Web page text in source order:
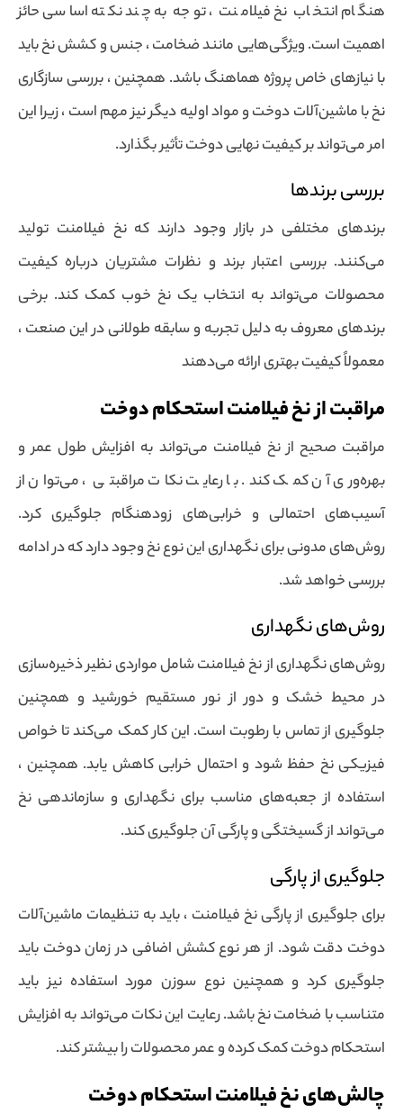
هنگام انتخاب نخ فیلامنت ، توجه به چند نکته اساسی حائز
اهمیت است. ویژگی‌هایی مانند ضخامت ، جنس و کشش نخ باید
با نیازهای خاص پروژه هماهنگ باشد. همچنین ، بررسی سازگاری
نخ با ماشین‌آلات دوخت و مواد اولیه دیگر نیز مهم است ، زیرا این
امر می‌تواند بر کیفیت نهایی دوخت تأثیر بگذارد.
بررسی برندها
برندهای مختلفی در بازار وجود دارند که نخ فیلامنت تولید
می‌کنند. بررسی اعتبار برند و نظرات مشتریان درباره کیفیت
محصولات می‌تواند به انتخاب یک نخ خوب کمک کند. برخی
برندهای معروف به دلیل تجربه و سابقه طولانی در این صنعت ،
معمولاً کیفیت بهتری ارائه می‌دهند
مراقبت از نخ فیلامنت استحکام دوخت
مراقبت صحیح از نخ فیلامنت می‌تواند به افزایش طول عمر و
بهره‌وری آن کمک کند. با رعایت نکات مراقبتی ، می‌توان از
آسیب‌های احتمالی و خرابی‌های زودهنگام جلوگیری کرد.
روش‌های مدونی برای نگهداری این نوع نخ وجود دارد که در ادامه
بررسی خواهد شد.
روش‌های نگهداری
روش‌های نگهداری از نخ فیلامنت شامل مواردی نظیر ذخیره‌سازی
در محیط خشک و دور از نور مستقیم خورشید و همچنین
جلوگیری از تماس با رطوبت است. این کار کمک می‌کند تا خواص
فیزیکی نخ حفظ شود و احتمال خرابی کاهش یابد. همچنین ،
استفاده از جعبه‌های مناسب برای نگهداری و سازماندهی نخ
می‌تواند از گسیختگی و پارگی آن جلوگیری کند.
جلوگیری از پارگی
برای جلوگیری از پارگی نخ فیلامنت ، باید به تنظیمات ماشین‌آلات
دوخت دقت شود. از هر نوع کشش اضافی در زمان دوخت باید
جلوگیری کرد و همچنین نوع سوزن مورد استفاده نیز باید
متناسب با ضخامت نخ باشد. رعایت این نکات می‌تواند به افزایش
استحکام دوخت کمک کرده و عمر محصولات را بیشتر کند.
چالش‌های نخ فیلامنت استحکام دوخت